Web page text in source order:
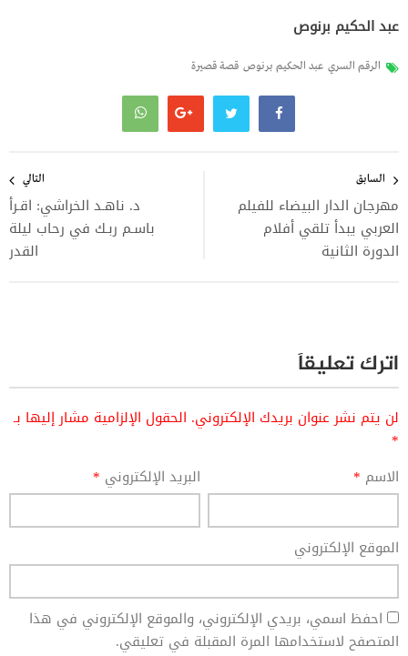
عبد الحكيم برنوص
الرقم السري عبد الحكيم برنوص قصة قصيرة
المقالات
السابق
مهرجان الدار البيضاء للفيلم
العربي يبدأ تلقي أفلام
الدورة الثانية
التالي
د. ناهـد الخراشي: اقـرأ
باسـم ربـك في رحاب ليلة
القدر
اترك تعليقاً
لن يتم نشر عنوان بريدك الإلكتروني. الحقول الإلزامية مشار إليها بـ
*
الاسم * البريد الإلكتروني *
الموقع الإلكتروني
احفظ اسمي، بريدي الإلكتروني، والموقع الإلكتروني في هذا
المتصفح لاستخدامها المرة المقبلة في تعليقي.